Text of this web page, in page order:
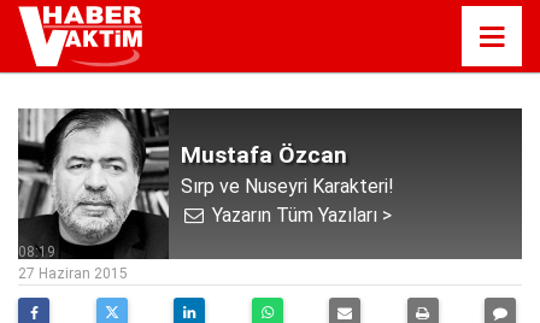
Mustafa Özcan
Sırp ve Nuseyri Karakteri!
Yazarın Tüm Yazıları >
08:19
27 Haziran 2015